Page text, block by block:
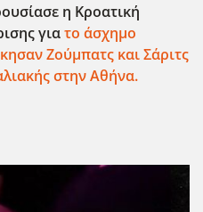
η Κροατική
γιατο άσχημο
Ζούμπατς και Σάριτς
στην Αθήνα.